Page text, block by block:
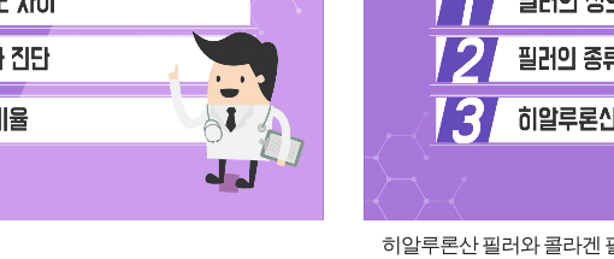
히알루론산 필러와 콜라겐